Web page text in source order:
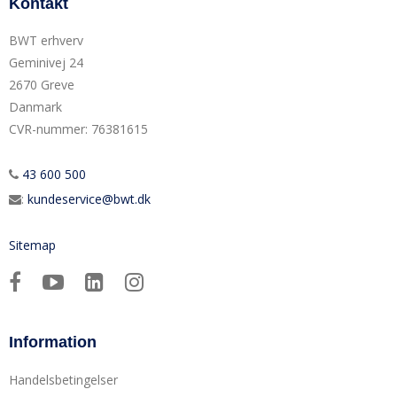
Kontakt
BWT erhverv
Geminivej 24
2670 Greve
Danmark
CVR-nummer: 76381615
43 600 500
: kundeservice@bwt.dk
Sitemap
Information
Handelsbetingelser